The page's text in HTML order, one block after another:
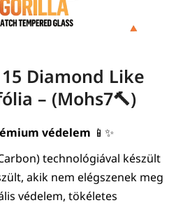
Diamond Like
– (Mohs7🔨)
védelem 📱✨
technológiával készült
akik nem elégszenek meg
védelem, tökéletes